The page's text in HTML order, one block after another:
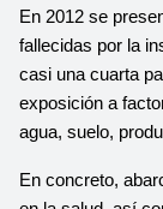
En 2012 se
fallecidas por la
casi una cuarta
exposición a
agua, suelo,
En concreto,